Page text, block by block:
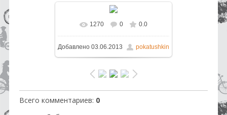
В реальном размере 1280x960
322.5Kb
1270 0 0.0
Добавлено 03.06.2013 pokatushkin
Всего комментариев: 0